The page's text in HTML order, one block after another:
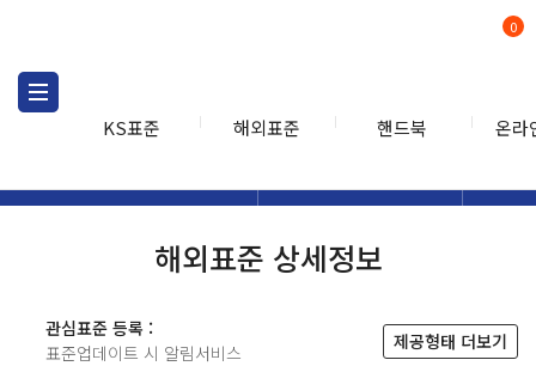
KS표준 해외표준 핸드북 온라
0
해외표준 상세정보
관심표준 등록 :
표준업데이트 시 알림서비스
제공형태 더보기